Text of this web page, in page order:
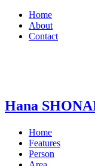
Home
About
Contact
Hana
Home
Features
Person